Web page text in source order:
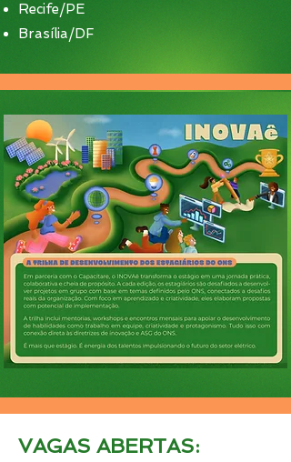
Recife/PE
Brasília/DF
VAGAS ABERTAS: